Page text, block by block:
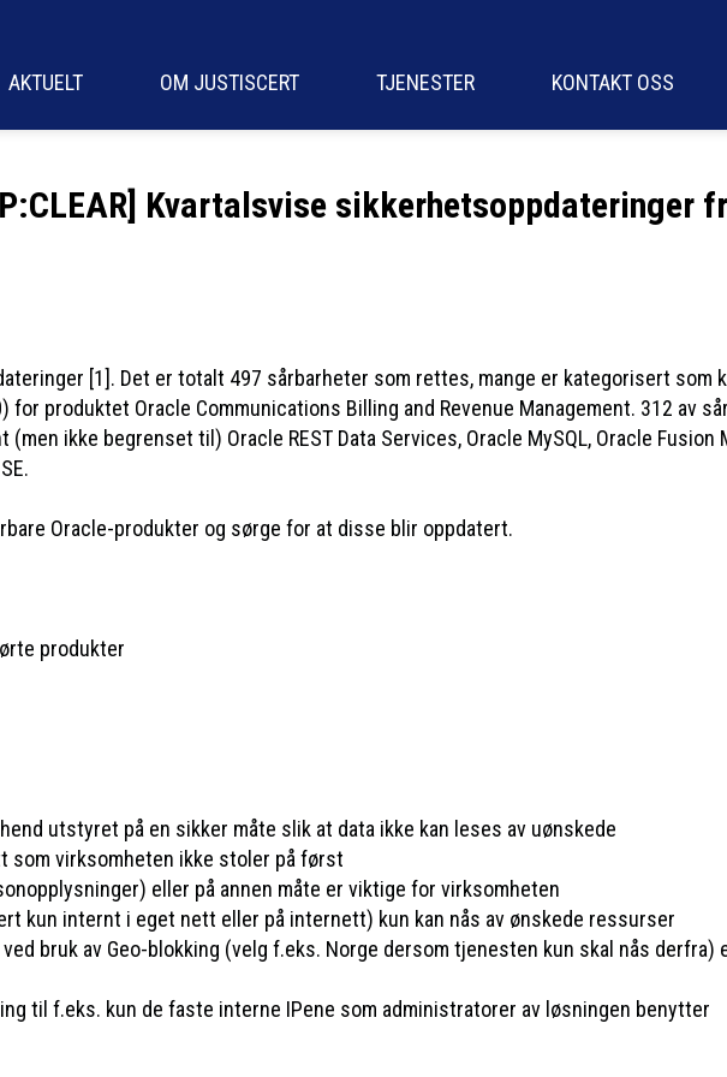
AKTUELT OM JUSTISCERT TJENESTER KONTAKT OSS
Kvartalsvise sikkerhetsoppdateringer
[1]. Det er totalt 497 sårbarheter som rettes, mange er kategorisert som
for produktet Oracle Communications Billing and Revenue Management. 312 av
ikke begrenset til) Oracle REST Data Services, Oracle MySQL, Oracle Fusion
Oracle-produkter og sørge for at disse blir oppdatert.
produkter
utstyret på en sikker måte slik at data ikke kan leses av uønskede
som virksomheten ikke stoler på først
eller på annen måte er viktige for virksomheten
kun internt i eget nett eller på internett) kun kan nås av ønskede ressurser
bruk av Geo-blokking (velg f.eks. Norge dersom tjenesten kun skal nås derfra)
til f.eks. kun de faste interne IPene som administratorer av løsningen benytter